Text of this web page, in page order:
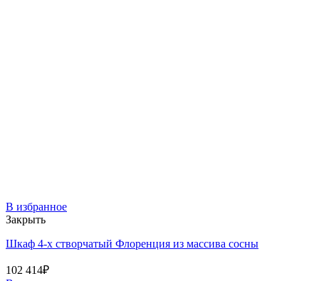
В избранное
Закрыть
Шкаф 4-х створчатый Флоренция из массива сосны
102 414₽